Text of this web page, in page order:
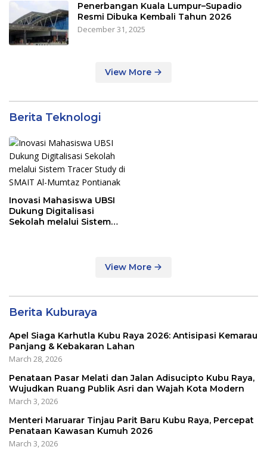
Penerbangan Kuala Lumpur–Supadio
Resmi Dibuka Kembali Tahun 2026
December 31, 2025
View More
Berita Teknologi
Inovasi Mahasiswa UBSI
Dukung Digitalisasi
Sekolah melalui Sistem
View More
Berita Kuburaya
Apel Siaga Karhutla Kubu Raya 2026: Antisipasi Kemarau
Panjang & Kebakaran Lahan
March 28, 2026
Penataan Pasar Melati dan Jalan Adisucipto Kubu Raya,
Wujudkan Ruang Publik Asri dan Wajah Kota Modern
March 3, 2026
Menteri Maruarar Tinjau Parit Baru Kubu Raya, Percepat
Penataan Kawasan Kumuh 2026
March 3, 2026